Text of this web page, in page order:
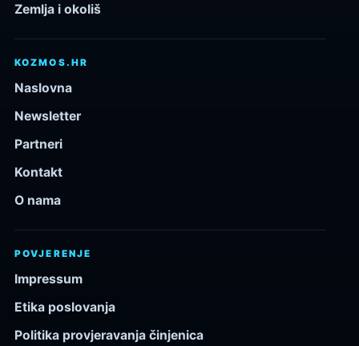
Zemlja i okoliš
KOZMOS.HR
Naslovna
Newsletter
Partneri
Kontakt
O nama
POVJERENJE
Impressum
Etika poslovanja
Politika provjeravanja činjenica